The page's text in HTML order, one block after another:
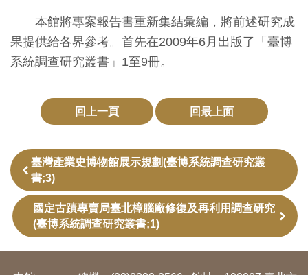
務
開
資
訊
隱
私
本館將專案報告書重新集結彙編，將前述研究成
果提供給各界參考。首先在2009年6月出版了「臺博
系統調查研究叢書」1至9冊。
回上一頁 回最上面
臺灣產業史博物館展示規劃(臺博系統調查研究叢
書;3)
國定古蹟專賣局臺北樟腦廠修復及再利用調查研究
(臺博系統調查研究叢書;1)